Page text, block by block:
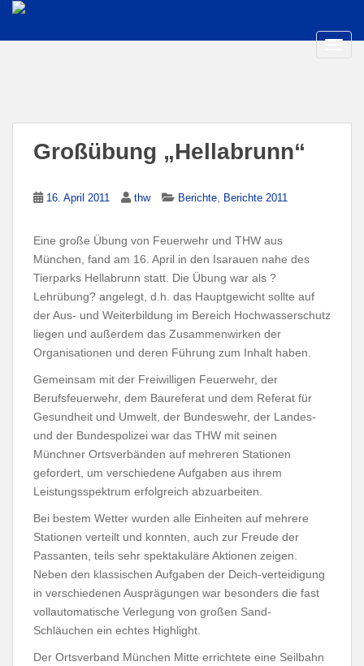
Großübung „Hellabrunn“
16. April 2011 thw Berichte Berichte 2011
Eine große Übung von Feuerwehr und THW aus
München, fand am 16. April in den Isarauen nahe des
Tierparks Hellabrunn statt. Die Übung war als ?
Lehrübung? angelegt, d.h. das Hauptgewicht sollte auf
der Aus- und Weiterbildung im Bereich Hochwasserschutz
liegen und außerdem das Zusammenwirken der
Organisationen und deren Führung zum Inhalt haben.
Gemeinsam mit der Freiwilligen Feuerwehr, der
Berufsfeuerwehr, dem Baureferat und dem Referat für
Gesundheit und Umwelt, der Bundeswehr, der Landes-
und der Bundespolizei war das THW mit seinen
Münchner Ortsverbänden auf mehreren Stationen
gefordert, um verschiedene Aufgaben aus ihrem
Leistungsspektrum erfolgreich abzuarbeiten.
Bei bestem Wetter wurden alle Einheiten auf mehrere
Stationen verteilt und konnten, auch zur Freude der
Passanten, teils sehr spektakuläre Aktionen zeigen.
Neben den klassischen Aufgaben der Deich-verteidigung
in verschiedenen Ausprägungen war besonders die fast
vollautomatische Verlegung von großen Sand-
Schläuchen ein echtes Highlight.
Der Ortsverband München Mitte errichtete eine Seilbahn